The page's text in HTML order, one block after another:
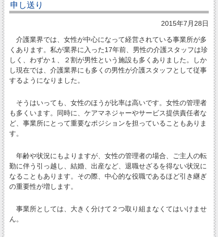
申し送り
2015年7月28日
介護業界では、女性が中心になって経営されている事業所が多
くあります。私が業界に入った17年前、男性の介護スタッフは珍
しく、わずか１、２割が男性という施設も多くありました。しか
し現在では、介護業界にも多くの男性が介護スタッフとして従事
するようになりました。
そうはいっても、女性のほうが比率は高いです。女性の管理者
も多くいます。同時に、ケアマネジャーやサービス提供責任者な
ど、事業所にとって重要なポジションを担っていることもありま
す。
年齢や状況にもよりますが、女性の管理者の場合、ご主人の転
勤に伴う引っ越し、結婚、出産など、退職せざるを得ない状況に
なることもあります。その際、中心的な役職であるほど引き継ぎ
の重要性が増します。
事業所としては、大きく分けて２つ取り組まなくてはいけませ
ん。